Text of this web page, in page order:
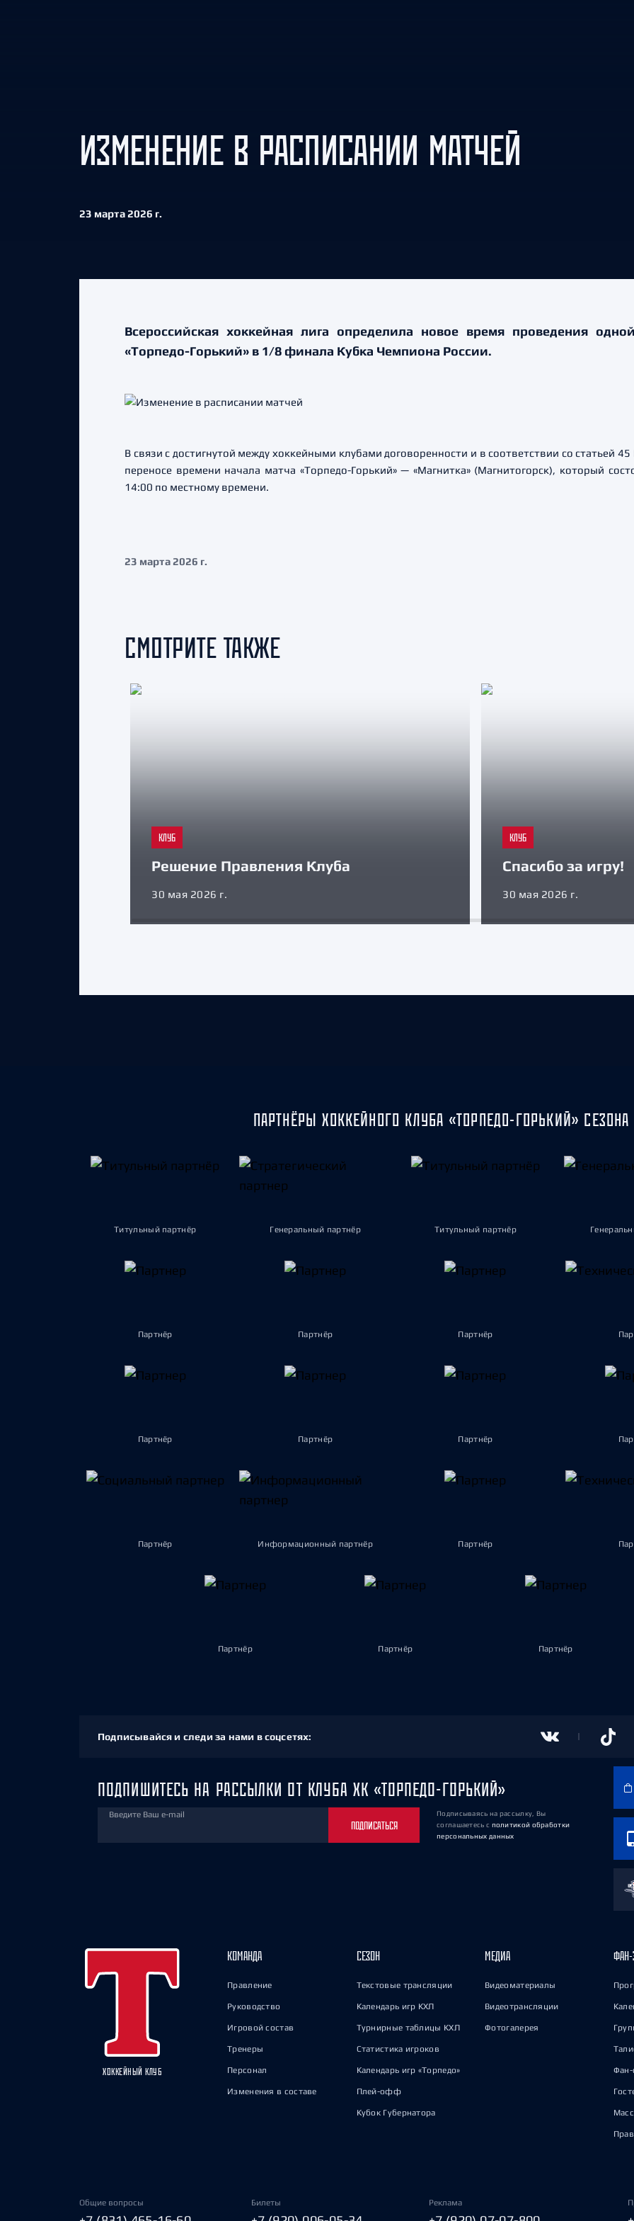
ИЗМЕНЕНИЕ В РАСПИСАНИИ МАТЧЕЙ
23 марта 2026 г.
Всероссийская хоккейная лига определила новое время проведения
«Торпедо-Горький» в 1/8 финала Кубка Чемпиона России.
В связи с достигнутой между хоккейными клубами договоренности и в соответствии со статьей
переносе времени начала матча «Торпедо-Горький» — «Магнитка» (Магнитогорск), который
14:00 по местному времени.
23 марта 2026 г.
СМОТРИТЕ ТАКЖЕ
КЛУБ
Решение Правления Клуба
30 мая 2026 г.
КЛУБ
Спасибо за игру!
30 мая 2026 г.
ПАРТНЁРЫ ХОККЕЙНОГО КЛУБА «ТОРПЕДО-ГОРЬКИЙ» СЕЗОНА
Титульный партнёр Генеральный партнёр Титульный партнёр
Партнёр Партнёр Партнёр
Партнёр Партнёр Партнёр
Партнёр Информационный партнёр Партнёр
Партнёр Партнёр Партнёр
Подписывайся и следи за нами в соцсетях:
ПОДПИШИТЕСЬ НА РАССЫЛКИ ОТ КЛУБА ХК «ТОРПЕДО-ГОРЬКИЙ»
Введите Ваш e-mail
ПОДПИСАТЬСЯ
Подписываясь на рассылку, Вы
соглашаетесь с политикой обработки
персональных данных
ХОККЕЙНЫЙ КЛУБ
КОМАНДА
Правление
Руководство
Игровой состав
Тренеры
Персонал
Изменения в составе
СЕЗОН
Текстовые трансляции
Календарь игр КХЛ
Турнирные таблицы КХЛ
Статистика игроков
Календарь игр «Торпедо»
Плей-офф
Кубок Губернатора
МЕДИА
Видеоматериалы
Видеотрансляции
Фотогалерея
ФАН-
Фан-
Общие вопросы Билеты Реклама